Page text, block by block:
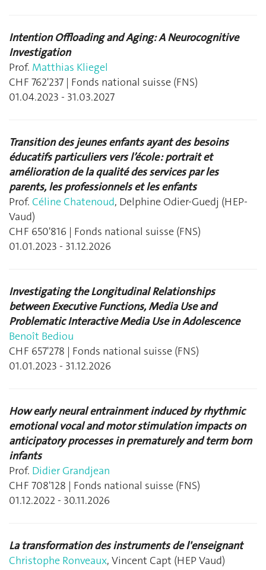
Intention Offloading and Aging: A Neurocognitive
Investigation
Prof. Matthias Kliegel
CHF 762'237 | Fonds national suisse (FNS)
01.04.2023 - 31.03.2027
Transition des jeunes enfants ayant des besoins
éducatifs particuliers vers l’école : portrait et
amélioration de la qualité des services par les
parents, les professionnels et les enfants
Prof. Céline Chatenoud, Delphine Odier-Guedj (HEP-
Vaud)
CHF 650'816 | Fonds national suisse (FNS)
01.01.2023 - 31.12.2026
Investigating the Longitudinal Relationships
between Executive Functions, Media Use and
Problematic Interactive Media Use in Adolescence
Benoît Bediou
CHF 657'278 | Fonds national suisse (FNS)
01.01.2023 - 31.12.2026
How early neural entrainment induced by rhythmic
emotional vocal and motor stimulation impacts on
anticipatory processes in prematurely and term born
infants
Prof. Didier Grandjean
CHF 708'128 | Fonds national suisse (FNS)
01.12.2022 - 30.11.2026
La transformation des instruments de l'enseignant
Christophe Ronveaux, Vincent Capt (HEP Vaud)